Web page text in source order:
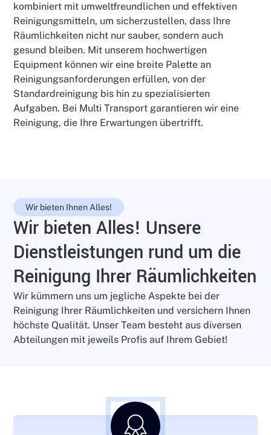
kombiniert mit umweltfreundlichen und effektiven
Reinigungsmitteln, um sicherzustellen, dass Ihre
Räumlichkeiten nicht nur sauber, sondern auch
gesund bleiben. Mit unserem hochwertigen
Equipment können wir eine breite Palette an
Reinigungsanforderungen erfüllen, von der
Standardreinigung bis hin zu spezialisierten
Aufgaben. Bei Multi Transport garantieren wir eine
Reinigung, die Ihre Erwartungen übertrifft.
Wir bieten Ihnen Alles!
Wir bieten Alles! Unsere
Dienstleistungen rund um die
Reinigung Ihrer Räumlichkeiten
Wir kümmern uns um jegliche Aspekte bei der
Reinigung Ihrer Räumlichkeiten und versichern Ihnen
höchste Qualität. Unser Team besteht aus diversen
Abteilungen mit jeweils Profis auf Ihrem Gebiet!